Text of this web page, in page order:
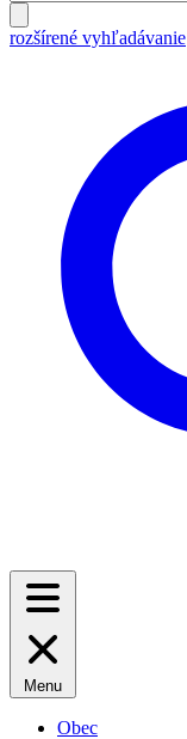
rozšírené vyhľadávanie
Menu
Obec